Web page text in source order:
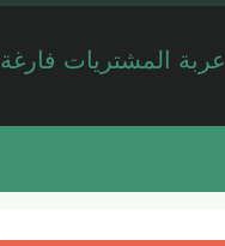
عربة المشتريات فارغة